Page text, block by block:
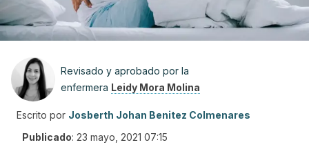
Revisado y aprobado por la
enfermera Leidy Mora Molina
Escrito por Josberth Johan Benitez Colmenares
Publicado: 23 mayo, 2021 07:15